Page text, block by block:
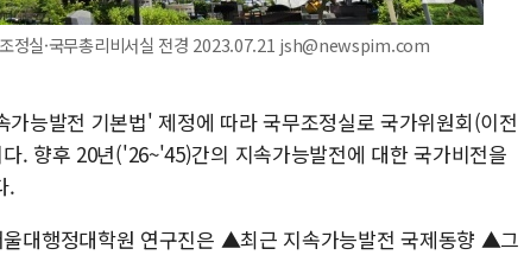
정실·국무총리비서실 전경 2023.07.21 jsh@newspim.com
능발전 기본법' 제정에 따라 국무조정실로 국가위원회(이전
. 향후 20년('26~'45)간의 지속가능발전에 대한 국가비전을
.
대행정대학원 연구진은 ▲최근 지속가능발전 국제동향 ▲그